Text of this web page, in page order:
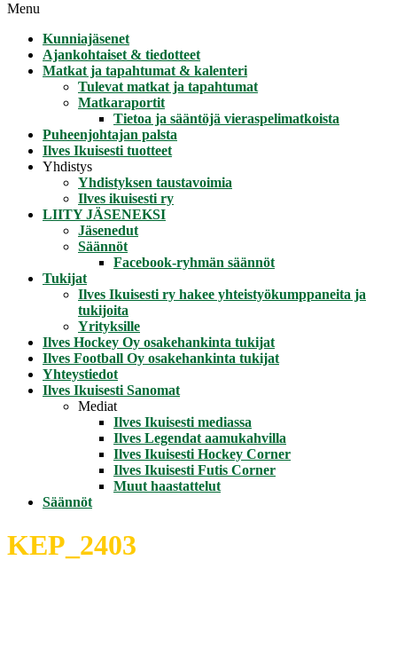
Menu
Kunniajäsenet
Ajankohtaiset & tiedotteet
Matkat ja tapahtumat & kalenteri
Tulevat matkat ja tapahtumat
Matkaraportit
Tietoa ja sääntöjä vieraspelimatkoista
Puheenjohtajan palsta
Ilves Ikuisesti tuotteet
Yhdistys
Yhdistyksen taustavoimia
Ilves ikuisesti ry
LIITY JÄSENEKSI
Jäsenedut
Säännöt
Facebook-ryhmän säännöt
Tukijat
Ilves Ikuisesti ry hakee yhteistyökumppaneita ja
tukijoita
Yrityksille
Ilves Hockey Oy osakehankinta tukijat
Ilves Football Oy osakehankinta tukijat
Yhteystiedot
Ilves Ikuisesti Sanomat
Mediat
Ilves Ikuisesti mediassa
Ilves Legendat aamukahvilla
Ilves Ikuisesti Hockey Corner
Ilves Ikuisesti Futis Corner
Muut haastattelut
Säännöt
KEP_2403